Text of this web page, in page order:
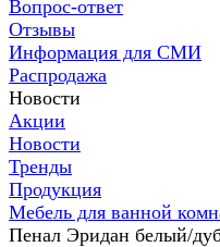
Вопрос-ответ
Отзывы
Информация для СМИ
Распродажа
Новости
Акции
Новости
Тренды
Продукция
Мебель для ванной
Пенал Эридан белый/